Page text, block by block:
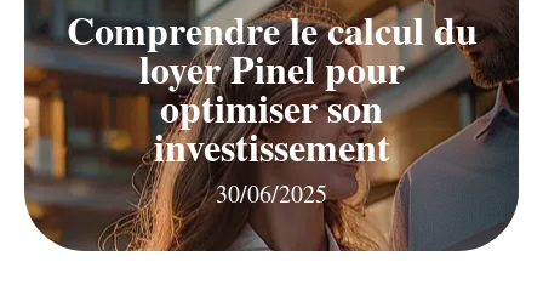
Comprendre le calcul du
loyer Pinel pour
optimiser son
investissement
30/06/2025